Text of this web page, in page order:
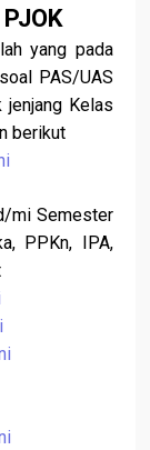
yang pada
PAS/UAS
jenjang Kelas
berikut
mi Semester
PPKn, IPA,